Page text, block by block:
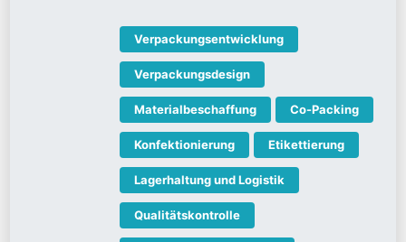
Verpackungsentwicklung
Verpackungsdesign
Materialbeschaffung Co-Packing
Konfektionierung Etikettierung
Lagerhaltung und Logistik
Qualitätskontrolle